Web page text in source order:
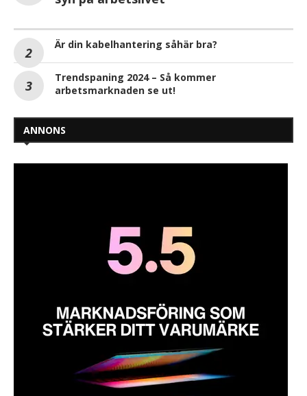
Är din kabelhantering såhär bra?
Trendspaning 2024 – Så kommer
arbetsmarknaden se ut!
ANNONS